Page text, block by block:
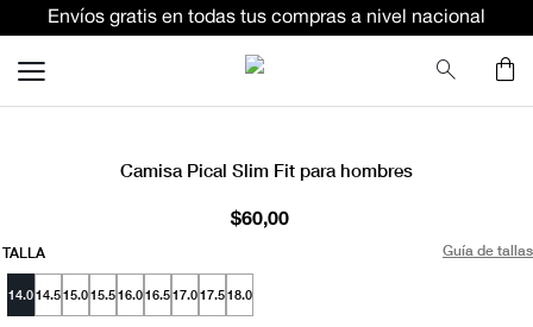
Envíos gratis en todas tus compras a nivel nacional
Camisa Pical Slim Fit para hombres
$60,00
TALLA
14.014.515.015.516.016.517.017.518.0
Guía de tallas
TÉRMINOS MÁS BUSCADOS
terno
camisa
corbata